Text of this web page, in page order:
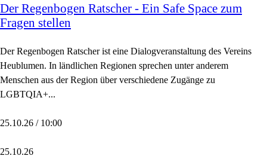
Der Regenbogen Ratscher - Ein Safe Space zum
Fragen stellen
Der Regenbogen Ratscher ist eine Dialogveranstaltung des Vereins
Heublumen. In ländlichen Regionen sprechen unter anderem
Menschen aus der Region über verschiedene Zugänge zu
LGBTQIA+...
25.10.26 / 10:00
25.10.26